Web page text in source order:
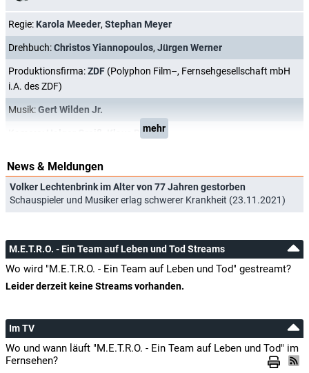
Regie: Karola Meeder, Stephan Meyer
Drehbuch:Christos Yiannopoulos, Jürgen Werner
Produktionsfirma:ZDF (Polyphon Film–, Fernsehgesellschaft mbH
i.A. des ZDF)
Musik:Gert Wilden Jr.
Klaus Brixmehr
News & Meldungen
Volker Lechtenbrink im Alter von 77 Jahren gestorben
Schauspieler und Musiker erlag schwerer Krankheit (23.11.2021)
M.E.T.R.O. - Ein Team auf Leben und Tod Streams
Wo wird "M.E.T.R.O. - Ein Team auf Leben und Tod" gestreamt?
Leider derzeit keine Streams vorhanden.
Im TV
Wo und wann läuft "M.E.T.R.O. - Ein Team auf Leben und Tod" im
Fernsehen?